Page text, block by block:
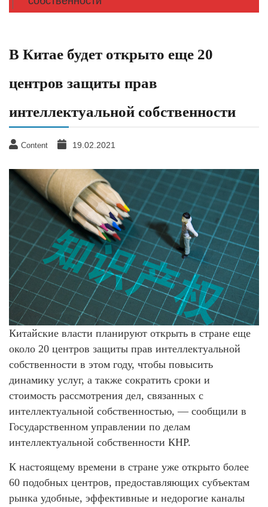
В Китае будет открыто еще 20
центров защиты прав
интеллектуальной собственности
Content 19.02.2021
Китайские власти планируют открыть в стране еще
около 20 центров защиты прав интеллектуальной
собственности в этом году, чтобы повысить
динамику услуг, а также сократить сроки и
стоимость рассмотрения дел, связанных с
интеллектуальной собственностью, — сообщили в
Государственном управлении по делам
интеллектуальной собственности КНР.
К настоящему времени в стране уже открыто более
60 подобных центров, предоставляющих субъектам
рынка удобные, эффективные и недорогие каналы